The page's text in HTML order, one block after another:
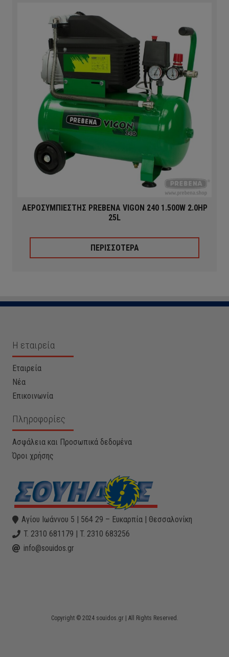
ΑΕΡΟΣΥΜΠΙΕΣΤΗΣ PREBENA VIGON 240 1.500W 2.0HP
25L
ΠΕΡΙΣΣΟΤΕΡΑ
Η εταιρεία
Εταιρεία
Νέα
Επικοινωνία
Πληροφορίες
Ασφάλεια και Προσωπικά δεδομένα
Όροι χρήσης
Αγίου Ιωάννου 5 | 564 29 – Ευκαρπία | Θεσσαλονίκη
T. 2310 681179 | T. 2310 683256
info@souidos.gr
Copyright © 2024 souidos.gr | All Rights Reserved.